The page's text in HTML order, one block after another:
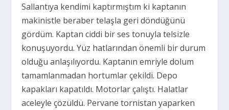
Sallantıya kendimi kaptırmıştım ki kaptanın
makinistle beraber telaşla geri döndüğünü
gördüm. Kaptan ciddi bir ses tonuyla telsizle
konuşuyordu. Yüz hatlarından önemli bir durum
olduğu anlaşılıyordu. Kaptanın emriyle dolum
tamamlanmadan hortumlar çekildi. Depo
kapakları kapatıldı. Motorlar çalıştı. Halatlar
aceleyle çözüldü. Pervane tornistan yaparken